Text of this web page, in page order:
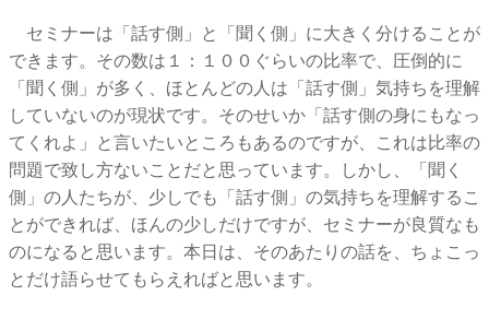
セミナーは「話す側」と「聞く側」に大きく分けることが
できます。その数は１：１００ぐらいの比率で、圧倒的に
「聞く側」が多く、ほとんどの人は「話す側」気持ちを理解
していないのが現状です。そのせいか「話す側の身にもなっ
てくれよ」と言いたいところもあるのですが、これは比率の
問題で致し方ないことだと思っています。しかし、「聞く
側」の人たちが、少しでも「話す側」の気持ちを理解するこ
とができれば、ほんの少しだけですが、セミナーが良質なも
のになると思います。本日は、そのあたりの話を、ちょこっ
とだけ語らせてもらえればと思います。